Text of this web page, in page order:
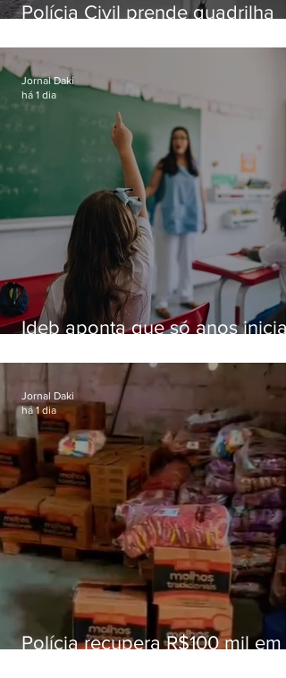
Polícia Civil prende quadrilha
residências de luxo no Rio
Ideb aponta que só anos
educação
Jornal Daki
há 1 dia
Polícia recupera R$100 mil em
Jornal Daki
há 1 dia